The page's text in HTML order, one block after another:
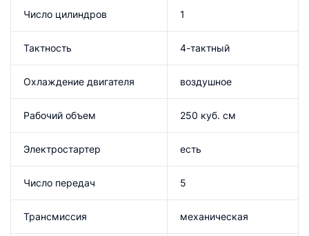
Число цилиндров 1
Тактность 4-тактный
Охлаждение двигателя воздушное
Рабочий объем 250 куб. см
Электростартер есть
Число передач 5
Трансмиссия механическая